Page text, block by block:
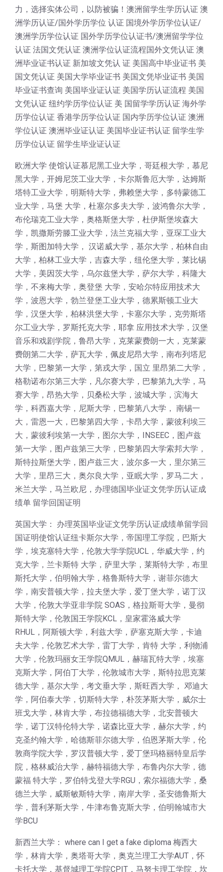
力，选择实体公司，以防被骗！澳洲留学生学历认证 澳
洲学历认证/国外学历学位 认证 国境外学历学位认证/
澳洲学历学位认证 国外学历学位认证书/澳洲留学学位
认证 法国文凭认证 澳洲学位认证流程国外文凭认证 澳
洲毕业证书认证 新加坡文凭认 证 美国高中毕业证书 美
国文凭认证 美国大学毕业证书 美国文凭毕业证书 美国
毕业证书查询 美国毕业证认证 美国学历认证流程 美国
文凭认证 纽约学历学位认证 美 国留学学历认证 海外学
历学位认证 香港学历学位认证 国内学历学位认证 澳洲
学位认证 澳洲毕业证认证 美国毕业证书认证 留学生学
历学位认证 留学生毕业证认证
欧洲大学 使馆认证慕尼黑工业大学，哥廷根大学，慕尼
黑大学，开姆尼茨工业大学，卡尔斯鲁厄大学，达姆斯
塔特工业大学，明斯特大学，弗赖堡大学，多特蒙德工
业大学，马堡 大学，杜塞尔多夫大学，波鸿鲁尔大学，
布伦瑞克工业大学，奥格斯堡大学，杜伊斯堡埃森大
学，凯撒斯劳滕工业大学，法兰克福大学，亚琛工业大
学，斯图加特大学， 汉诺威大学，基尔大学，柏林自由
大学，柏林工业大学，吉森大学，纽伦堡大学，莱比锡
大学，美因茨大学，乌尔兹堡大学，萨尔大学，科隆大
学，不来梅大学，奥登堡 大学，安哈尔特应用技术大
学，波恩大学，勃兰登堡工业大学，德累斯顿工业大
学，汉堡大学，柏林洪堡大学，卡塞尔大学，克劳斯塔
尔工业大学，罗斯托克大学，耶拿 应用技术大学，汉堡
音乐和戏剧学院，鲁昂大学，克莱蒙费朗一大，克莱蒙
费朗第二大学，萨瓦大学，佩皮尼昂大学，南布列塔尼
大学，巴黎第一大学，第戎大学，国立 里昂第二大学，
格勒诺布尔第三大学，凡尔赛大学，巴黎第九大学，马
赛大学，昂热大学，贝桑松大学，波城大学，滨海大
学，科西嘉大学，尼斯大学，巴黎第八大学， 南锡一
大，雷恩一大，巴黎第四大学，卡昂大学，蒙彼利埃三
大，蒙彼利埃第一大学，图尔大学，INSEEC，图卢兹
第一大学，图卢兹第三大学，巴黎第四大学索邦大学，
斯特拉斯堡大学，图卢兹三大，波尔多一大，里尔第三
大学，里昂三大，奥尔良大学，亚眠大学，罗马二大，
米兰大学，马兰欧尼，办理德国毕业证文凭学历认证成
绩单 留学回国证明
英国大学： 办理英国毕业证文凭学历认证成绩单留学回
国证明使馆认证纽卡斯尔大学，帝国理工学院，巴斯大
学，埃克塞特大学，伦敦大学学院UCL，华威大学，约
克大学，兰卡斯特 大学，萨里大学，莱斯特大学，布里
斯托大学，伯明翰大学，格鲁斯特大学，谢菲尔德大
学，南安普顿大学，拉夫堡大学，爱丁堡大学，诺丁汉
大学，伦敦大学亚非学院 SOAS，格拉斯哥大学，曼彻
斯特大学，伦敦国王学院KCL，皇家霍洛威大学
RHUL，阿斯顿大学，利兹大学，萨塞克斯大学，卡迪
夫大学，伦敦艺术大学，雷丁大学，肯特 大学，利物浦
大学，伦敦玛丽女王学院QMUL，赫瑞瓦特大学，埃塞
克斯大学，阿伯丁大学，伦敦城市大学，斯特拉思克莱
德大学，基尔大学，考文垂大学，斯旺西大学， 邓迪大
学，阿伯泰大学，切斯特大学，朴茨茅斯大学，威尔士
班戈大学，林肯大学，布拉德福德大学，北安普顿大
学，诺丁汉特伦特大学，诺森比亚大学，赫尔大学，约
克圣约翰大学，哈德斯菲尔德大学，伯恩茅斯大学，伦
敦商学院大学，罗汉普顿大学，爱丁堡玛格丽特皇后学
院，格林威治大学，赫特福德大学，布鲁内尔大学，德
蒙福 特大学，罗伯特戈登大学RGU，索尔福德大学，桑
德兰大学，威斯敏斯特大学，南岸大学，圣安德鲁斯大
学，普利茅斯大学，牛津布鲁克斯大学，伯明翰城市大
学BCU
新西兰大学： where can I get a fake diploma 梅西大
学，林肯大学，奥塔哥大学，奥克兰理工大学AUT，怀
卡托大学，基督城理工学院CPIT，马努卡理工学院，坎